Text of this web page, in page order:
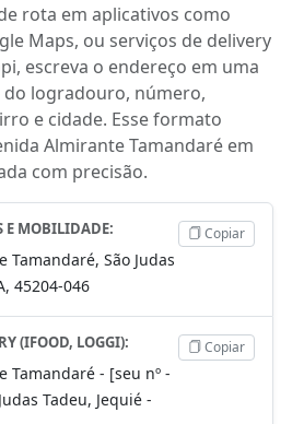
rota em aplicativos como
Maps, ou serviços de delivery
escreva o endereço em uma
do logradouro, número,
e cidade. Esse formato
Almirante Tamandaré em
com precisão.
E MOBILIDADE:
Tamandaré, São Judas
45204-046
Copiar
(IFOOD, LOGGI):
Tamandaré - [seu nº -
Tadeu, Jequié -
Copiar